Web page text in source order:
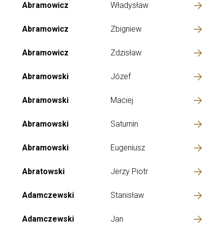
Abramowicz Władysław
Abramowicz Zbigniew
Abramowicz Zdzisław
Abramowski Józef
Abramowski Maciej
Abramowski Saturnin
Abramowski Eugeniusz
Abratowski Jerzy Piotr
Adamczewski Stanisław
Adamczewski Jan